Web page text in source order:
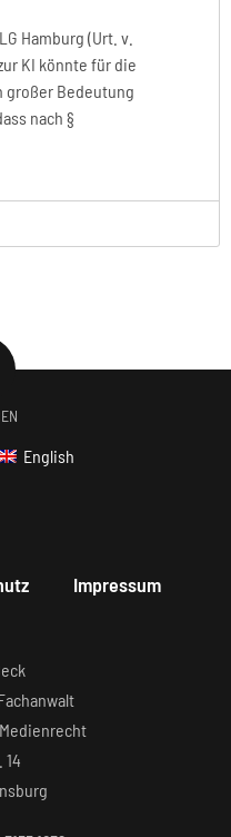
Hamburg (Urt. v.
KI könnte für die
großer Bedeutung
nach §
English
Impressum
14